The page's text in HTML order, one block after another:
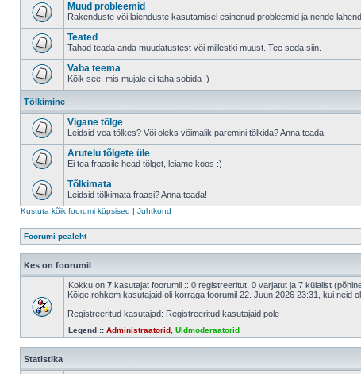
Muud probleemid
Rakenduste või laienduste kasutamisel esinenud probleemid ja nende
Teated
Tahad teada anda muudatustest või millestki muust. Tee seda siin.
Vaba teema
Kõik see, mis mujale ei taha sobida :)
Tõlkimine
Vigane tõlge
Leidsid vea tõlkes? Või oleks võimalik paremini tõlkida? Anna teada!
Arutelu tõlgete üle
Ei tea fraasile head tõlget, leiame koos :)
Tõlkimata
Leidsid tõlkimata fraasi? Anna teada!
Kustuta kõik foorumi küpsised | Juhtkond
Foorumi pealeht
Kes on foorumil
Kokku on 7 kasutajat foorumil :: 0 registreeritut, 0 varjatut ja 7 külalist
Kõige rohkem kasutajaid oli korraga foorumil 22. Juun 2026 23:31, kui neid
Registreeritud kasutajad: Registreeritud kasutajaid pole
Legend :: Administraatorid Üldmoderaatorid
Statistika